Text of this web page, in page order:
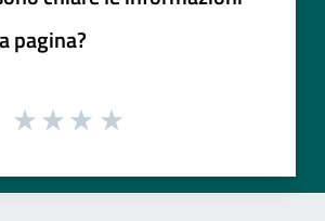
pagina?